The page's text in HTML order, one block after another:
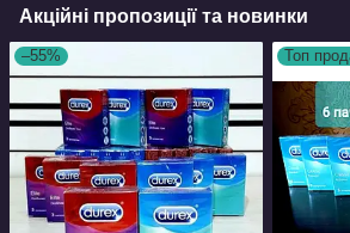
Акційні пропозиції та новинки
–55% Топ